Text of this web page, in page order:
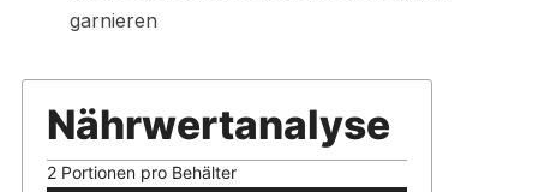
garnieren
Nährwertanalyse
2 Portionen pro Behälter